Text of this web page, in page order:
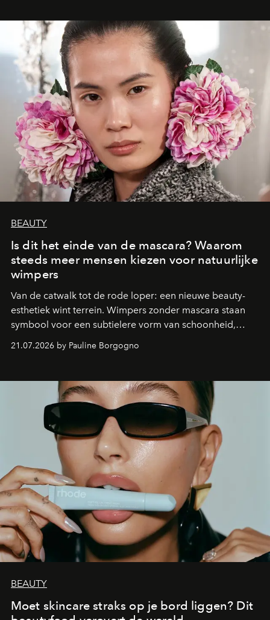
moment van verwondering.
BEAUTY
Is dit het einde van de mascara? Waarom
steeds meer mensen kiezen voor natuurlijke
wimpers
Van de catwalk tot de rode loper: een nieuwe beauty-
esthetiek wint terrein. Wimpers zonder mascara staan
symbool voor een subtielere vorm van schoonheid,
waarin zelfvertrouwen belangrijker is dan een overvloed
aan make-up.
21.07.2026 by Pauline Borgogno
BEAUTY
Moet skincare straks op je bord liggen? Dit